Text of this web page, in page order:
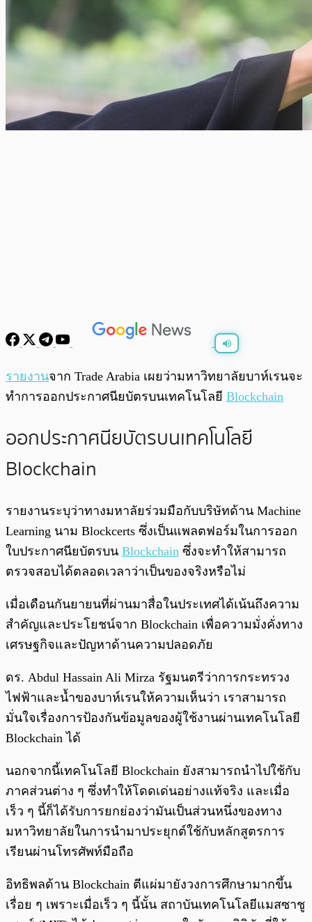
0:00 0:00
รายงานจาก Trade Arabia เผยว่ามหาวิทยาลัยบาห์เรนจะ
ทำการออกประกาศนียบัตรบนเทคโนโลยี Blockchain
ออกประกาศนียบัตรบนเทคโนโลยี
Blockchain
รายงานระบุว่าทางมหาลัยร่วมมือกับบริษัทด้าน Machine
Learning นาม Blockcerts ซึ่งเป็นแพลตฟอร์มในการออก
ใบประกาศนียบัตรบน Blockchain ซึ่งจะทำให้สามารถ
ตรวจสอบได้ตลอดเวลาว่าเป็นของจริงหรือไม่
เมื่อเดือนกันยายนที่ผ่านมาสื่อในประเทศได้เน้นถึงความ
สำคัญและประโยชน์จาก Blockchain เพื่อความมั่งคั่งทาง
เศรษฐกิจและปัญหาด้านความปลอดภัย
ดร. Abdul Hassain Ali Mirza รัฐมนตรีว่าการกระทรวง
ไฟฟ้าและน้ำของบาห์เรนให้ความเห็นว่า เราสามารถ
มั่นใจเรื่องการป้องกันข้อมูลของผู้ใช้งานผ่านเทคโนโลยี
Blockchain ได้
นอกจากนี้เทคโนโลยี Blockchain ยังสามารถนำไปใช้กับ
ภาคส่วนต่าง ๆ ซึ่งทำให้โดดเด่นอย่างแท้จริง และเมื่อ
เร็ว ๆ นี้ก็ได้รับการยกย่องว่ามันเป็นส่วนหนึ่งของทาง
มหาวิทยาลัยในการนำมาประยุกต์ใช้กับหลักสูตรการ
เรียนผ่านโทรศัพท์มือถือ
อิทธิพลด้าน Blockchain ตีแผ่มายังวงการศึกษามากขึ้น
เรื่อย ๆ เพราะเมื่อเร็ว ๆ นี้นั้น สถาบันเทคโนโลยีแมสซาชู